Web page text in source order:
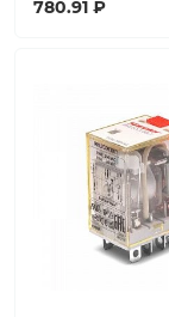
780.91 ₽